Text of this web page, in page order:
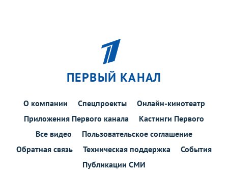
ПЕРВЫЙ КАНАЛ
О компании Спецпроекты
Онлайн-кинотеатр
Приложения Первого канала
Кастинги Первого
Все видео
Пользовательское соглашение
Обратная связь
Техническая поддержка
События
Публикации СМИ